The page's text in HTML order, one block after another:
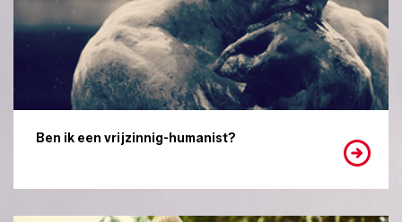
Ben ik een vrijzinnig-humanist?